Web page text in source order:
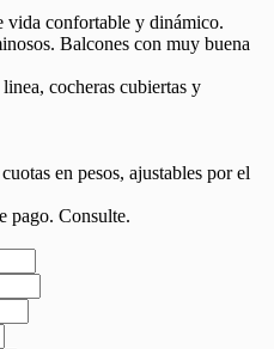
vida confortable y dinámico.
Balcones con muy buena
cocheras cubiertas y
en pesos, ajustables por el
pago. Consulte.